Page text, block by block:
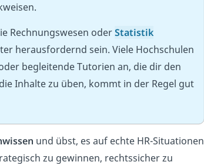
Rechnungswesen oderStatistik
herausfordernd sein. Viele Hochschulen
begleitende Tutorien an, die dir den
Inhalte zu üben, kommt in der Regel gut
und übst, es auf echte HR-Situationen
zu gewinnen, rechtssicher zu